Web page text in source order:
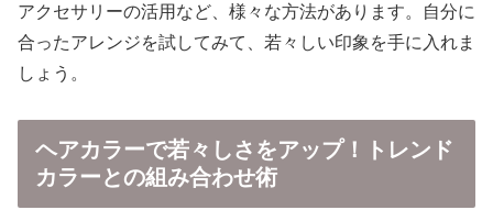
アクセサリーの活用など、様々な方法があります。自分に
合ったアレンジを試してみて、若々しい印象を手に入れま
しょう。
ヘアカラーで若々しさをアップ！トレンド
カラーとの組み合わせ術